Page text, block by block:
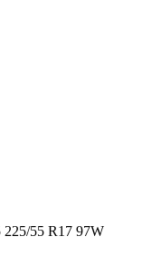
55 R17 97W